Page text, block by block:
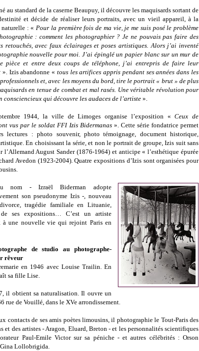
au standard de la caserne Beaupuy, il découvre les maquisards sortant de
et décide de réaliser leurs portraits, avec un vieil appareil, à la
: « Pour la première fois de ma vie, je me suis posé le problème
: comment les photographier ? Je ne pouvais pas faire des
retouchés, avec faux éclairages et poses artistiques. Alors j’ai inventé
nouvelle pour moi. J’ai épinglé un papier blanc sur un mur de
pièce et entre deux coups de téléphone, j’ai entrepris de faire leur
». Izis abandonne « tous les artifices appris pendant ses années dans les
et, avec les moyens du bord, tire le portrait « brut » de plus
en tenue de combat et mal rasés. Une véritable révolution pour
consciencieux qui découvre les audaces de l’artiste ».
1944, la ville de Limoges organise l’exposition «Ceux de
vus par le soldat FFI Izis Bidermanas». Cette série fondatrice permet
lectures : photo souvenir, photo témoignage, document historique,
En choisissant la série, et non le portrait de groupe, Izis suit sans
l’Allemand August Sander (1876-1964) et anticipe « l’esthétique épurée
Avedon (1923-2004). Quatre expositions d’Izis sont organisées pour
nom - Izraël Biderman adopte
son pseudonyme Izis -, nouveau
tragédie familiale en Lituanie,
de ses expositions… C’est un artiste
à une nouvelle vie qui rejoint Paris en
de studio au photographe-
rêveur
en 1946 avec Louise Trailin. En
sa fille Lise.
il obtient sa naturalisation. Il ouvre un
rue de Vouillé, dans le XVe arrondissement.
contacts de ses amis poètes limousins, il photographie le Tout-Paris des
et des artistes - Aragon, Eluard, Breton - et les personnalités scientifiques
Paul-Emile Victor sur sa péniche - et autres célébrités : Orson
Lollobrigida.